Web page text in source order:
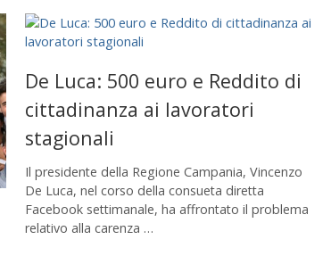
De Luca: 500 euro e Reddito di
cittadinanza ai lavoratori
stagionali
Il presidente della Regione Campania, Vincenzo
De Luca, nel corso della consueta diretta
Facebook settimanale, ha affrontato il problema
relativo alla carenza …